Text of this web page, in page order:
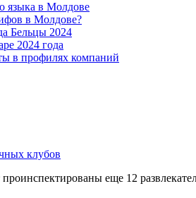
языка в Молдове
в Молдове?
Бельцы 2024
2024 года
в профилях компаний
клубов
еще 12